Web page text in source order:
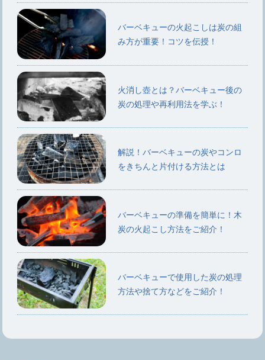
バーベキューの火起こしは炭の組
み方が重要！コツを伝授！
火消し壺とは？バーベキュー後の
炭の処理や再利用法を学ぶ！
解説！バーベキューの炭やコンロ
をきちんと片付ける方法とは
バーベキューの準備を簡単に！木
炭の火起こし方法をご紹介！
バーベキューで使用した炭の処理
方法や捨て方などをご紹介！